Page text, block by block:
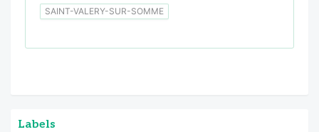
SAINT-VALERY-SUR-SOMME
Labels